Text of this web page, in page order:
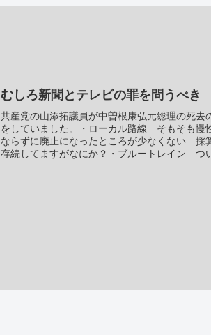
むしろ新聞とテレビの罪を問うべき
共産党の山添拓議員が中曽根康弘元総理の死去
をしていました。・ローカル路線 そもそも慢
ならずに廃止になったところが少なくない 採
存続してますがなにか？・ブルートレイン つ